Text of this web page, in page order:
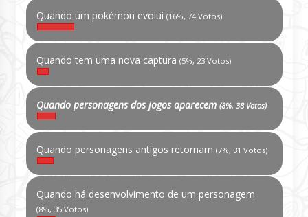
Quando um pokémon evolui (16%, 74 Votos)
Quando tem uma nova captura (5%, 23 Votos)
Quando personagens dos jogos aparecem (8%, 38 Votos)
Quando personagens antigos retornam (7%, 31 Votos)
Quando há desenvolvimento de um personagem
(8%, 35 Votos)